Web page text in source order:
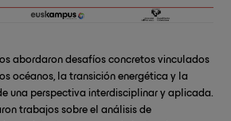
abordaron desafíos concretos vinculados
océanos, la transición energética y la
una perspectiva interdisciplinar y aplicada.
trabajos sobre el análisis de